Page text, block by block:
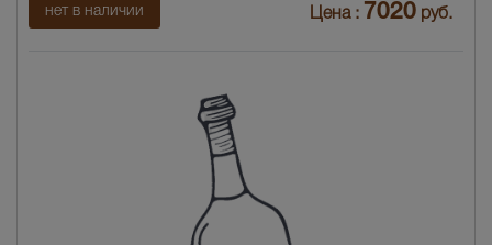
нет в наличии Цена : 7020 руб.